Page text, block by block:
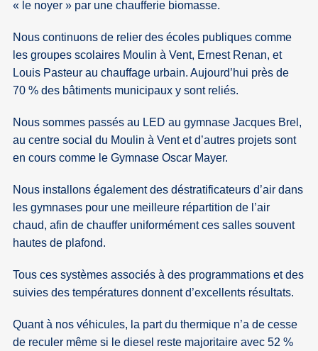
« le noyer » par une chaufferie biomasse.
Nous continuons de relier des écoles publiques comme
les groupes scolaires Moulin à Vent, Ernest Renan, et
Louis Pasteur au chauffage urbain. Aujourd’hui près de
70 % des bâtiments municipaux y sont reliés.
Nous sommes passés au LED au gymnase Jacques Brel,
au centre social du Moulin à Vent et d’autres projets sont
en cours comme le Gymnase Oscar Mayer.
Nous installons également des déstratificateurs d’air dans
les gymnases pour une meilleure répartition de l’air
chaud, afin de chauffer uniformément ces salles souvent
hautes de plafond.
Tous ces systèmes associés à des programmations et des
suivies des températures donnent d’excellents résultats.
Quant à nos véhicules, la part du thermique n’a de cesse
de reculer même si le diesel reste majoritaire avec 52 %